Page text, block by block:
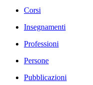
Corsi
Insegnamenti
Professioni
Persone
Pubblicazioni